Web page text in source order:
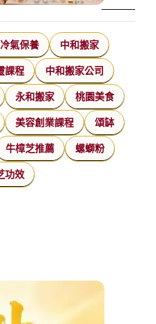
氣保養 中和搬家
課程 中和搬家公司
永和搬家 桃園美食
美容創業課程 頌缽
牛樟芝推薦 螺螄粉
功效